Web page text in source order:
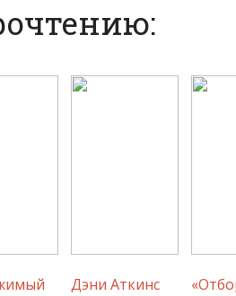
Дэни Аткинс